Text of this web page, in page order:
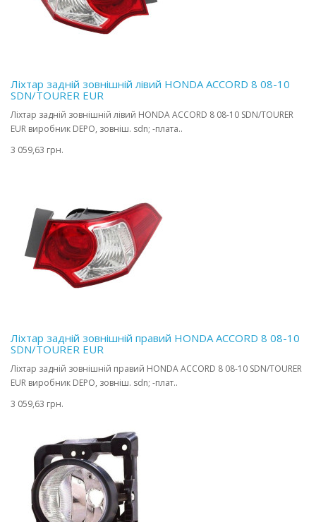
Ліхтар задній зовнішній лівий HONDA ACCORD 8 08-10
SDN/TOURER EUR
Ліхтар задній зовнішній лівий HONDA ACCORD 8 08-10 SDN/TOURER
EUR виробник DEPO, зовніш. sdn; -плата..
3 059,63 грн.
Ліхтар задній зовнішній правий HONDA ACCORD 8 08-10
SDN/TOURER EUR
Ліхтар задній зовнішній правий HONDA ACCORD 8 08-10 SDN/TOURER
EUR виробник DEPO, зовніш. sdn; -плат..
3 059,63 грн.